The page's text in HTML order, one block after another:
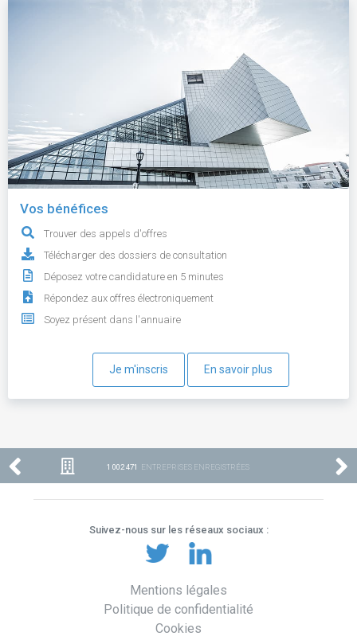
Vos bénéfices
Trouver des appels d'offres
Télécharger des dossiers de consultation
Déposez votre candidature en 5 minutes
Répondez aux offres électroniquement
Soyez présent dans l'annuaire
Je m'inscris En savoir plus
1 002 471 ENTREPRISES ENREGISTRÉES
Suivez-nous sur les réseaux sociaux :
Mentions légales
Politique de confidentialité
Cookies